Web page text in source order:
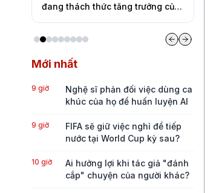
đang thách thức tăng trưởng của
Mới nhất
9 giờ
Nghệ sĩ phản đối việc dùng ca
khúc của họ để huấn luyện AI
9 giờ
FIFA sẽ giữ việc nghỉ để tiếp
nước tại World Cup kỳ sau?
10 giờ
Ai hưởng lợi khi tác giả "đánh
cắp" chuyện của người khác?